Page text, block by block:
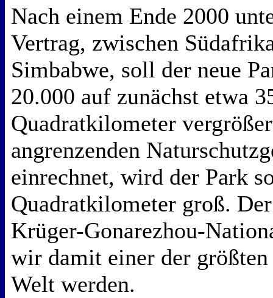
Nach einem Ende 2000
Vertrag, zwischen
Simbabwe, soll der neue
20.000 auf zunächst etwa
Quadratkilometer
angrenzenden
einrechnet, wird der Park
Quadratkilometer groß.
Krüger-Gonarezhou-
wir damit einer der
Welt werden.